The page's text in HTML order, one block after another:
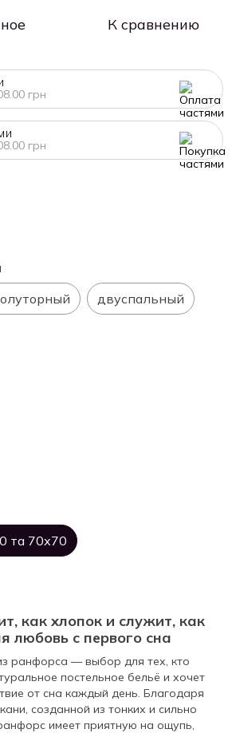
К сравнению
грн
грн
двуспальный
та 70х70
как хлопок и служит, как
любовь с первого сна
ранфорса — выбор для тех, кто
постельное бельё и хочет
от сна каждый день. Благодаря
созданной из тонких и сильно
имеет приятную на ощупь,